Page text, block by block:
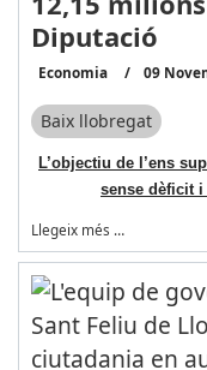
Diputació
Economia 09
Baix llobregat
L’objectiu de l’ens
sense dèficit
Llegeix més …